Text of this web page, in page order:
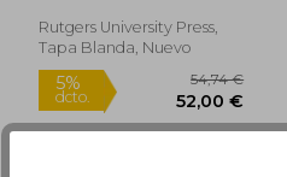
5%
dcto. 114,35 €
Rutgers University Press,
Tapa Blanda, Nuevo